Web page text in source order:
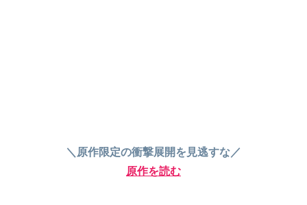
＼原作限定の衝撃展開を見逃すな／
原作を読む